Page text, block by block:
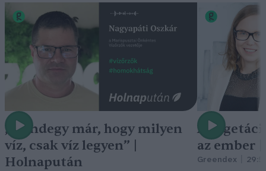
„Mindegy már, hogy milyen
víz, csak víz legyen” |
Holnapután
A
az ember
Greendex